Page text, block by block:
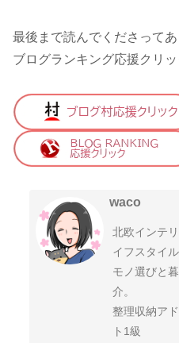
最後まで読んでくださってあ
ブログランキング応援クリ
waco
北欧インテ
イフスタイ
モノ選びと
介。
整理収納ア
ト1級